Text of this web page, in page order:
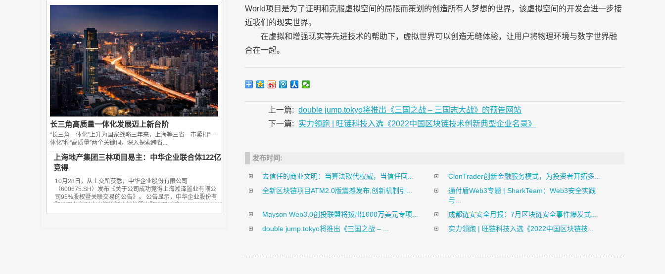
长三角高质量一体化发展迈上新台阶
“长三角一体化”上升为国家战略三年来，上海等三省一市紧扣“一
体化”和“高质量”两个关键词，深入探索跨省...
上海地产集团三林项目易主：中华企业联合体122亿
竞得
10月28日，从上交所获悉，中华企业股份有限公司
（600675.SH）发布《关于公司成功竞得上海淞泽置业有限公
司95%股权暨关联交易的公告》。 公告显示，中华企业股份有
限公司与关联方上海世博土地控股有限公司（简...
World项目是为了证明和克服虚拟空间的局限而策划的创造所有人梦想的世界，该虚拟空间的开发会进一步接
近我们的现实世界。
在虚拟和增强现实等先进技术的帮助下，虚拟世界可以创造无缝体验，让用户将物理环境与数字世界融
合在一起。
上一篇:
double jump.tokyo将推出《三国之战 – 三国志大战》的预告网站
下一篇:
实力领跑 | 旺链科技入选《2022中国区块链技术创新典型企业名录》
发布时间:
去信任的商业文明：当算法取代权威，当信任回...
ClonTrader创新金融服务模式，为投资者开拓多...
全新区块链项目ATM2.0版震撼发布,创新机制引...
通付盾Web3专题 | SharkTeam：Web3安全实践
与...
Mayson Web3.0创投联盟将拨出1000万美元专项...
成都链安安全月报：7月区块链安全事件爆发式...
double jump.tokyo将推出《三国之战 – ...
实力领跑 | 旺链科技入选《2022中国区块链技...